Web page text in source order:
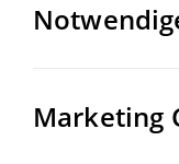
Marketing